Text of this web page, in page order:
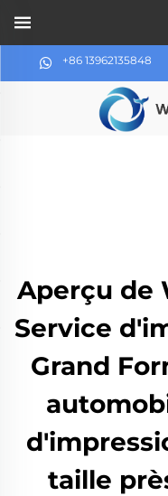
+86 13962135848
Aperçu de
Service
Grand
taille